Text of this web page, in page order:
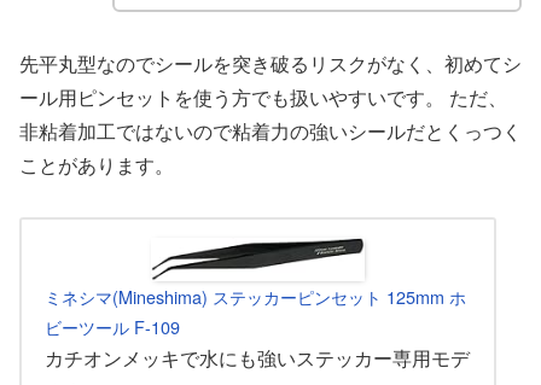
先平丸型なのでシールを突き破るリスクがなく、初めてシ
ール用ピンセットを使う方でも扱いやすいです。 ただ、
非粘着加工ではないので粘着力の強いシールだとくっつく
ことがあります。
ミネシマ(Mineshima) ステッカーピンセット 125mm ホ
ビーツール F-109
カチオンメッキで水にも強いステッカー専用モデ